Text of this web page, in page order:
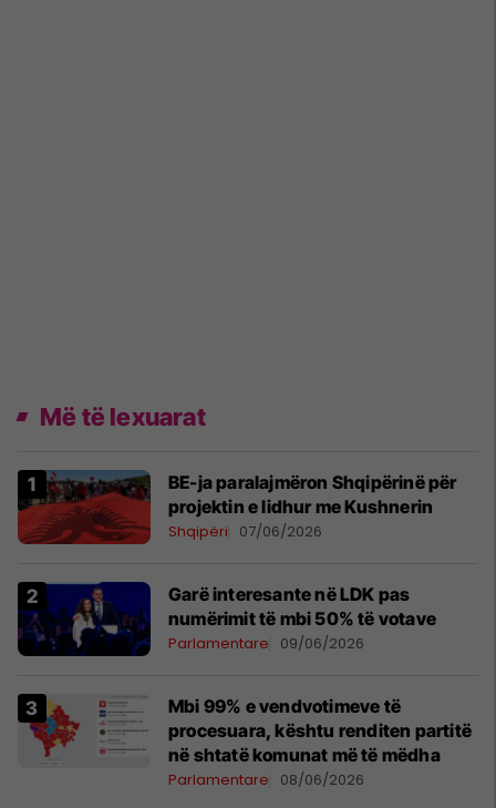
Më të lexuarat
BE-ja paralajmëron Shqipërinë për
projektin e lidhur me Kushnerin
Shqipëri 07/06/2026
Garë interesante në LDK pas
numërimit të mbi 50% të votave
Parlamentare 09/06/2026
Mbi 99% e vendvotimeve të
procesuara, kështu renditen partitë
në shtatë komunat më të mëdha
Parlamentare 08/06/2026